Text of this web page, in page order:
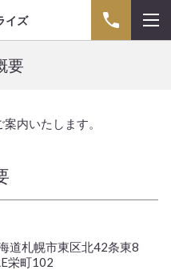
イズ
要
内いたします。
道札幌市東区北42条東8
栄町102